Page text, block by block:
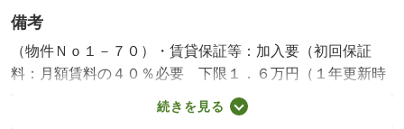
備考
（物件Ｎｏ１－７０）・賃貸保証等：加入要（初回保証
料：月額賃料の４０％必要 下限１．６万円（１年更新時
１万円必要））・オートロック付きマンションで室内綺麗
です♪人気の都市ガス物件。・バイク置場：なし・駐輪場：
続きを見る